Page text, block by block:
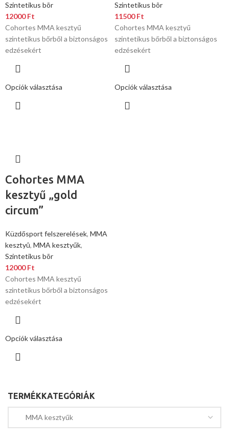
TERMÉKKATEGÓRIÁK
Szintetikus bõr
12000Ft
Cohortes MMA kesztyű
szintetikus bőrből a biztonságos
edzésekért
Opciók választása
Szintetikus bõr
11500Ft
Cohortes MMA kesztyű
szintetikus bőrből a biztonságos
edzésekért
Opciók választása
Cohortes MMA
kesztyű „gold
circum”
Küzdősport felszerelések, MMA
kesztyû, MMA kesztyűk,
Szintetikus bõr
12000Ft
Cohortes MMA kesztyű
szintetikus bőrből a biztonságos
edzésekért
Opciók választása